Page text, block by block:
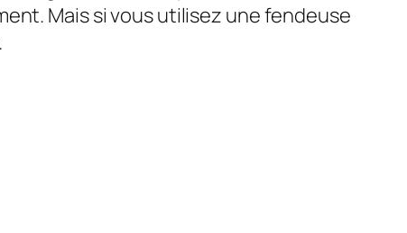
Mais si vous utilisez une fendeuse
.